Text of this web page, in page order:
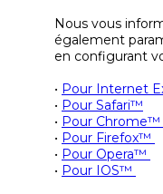
Nous vous
également
en configurant
• Pour Internet
• Pour Safari™
• Pour Chrome™
• Pour Firefox™
• Pour Opera™
• Pour IOS™